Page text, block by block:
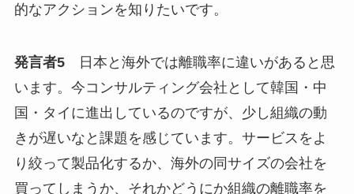
的なアクションを知りたいです。
発言者5日本と海外では離職率に違いがあると思
います。今コンサルティング会社として韓国・中
国・タイに進出しているのですが、少し組織の動
きが遅いなと課題を感じています。サービスをよ
り絞って製品化するか、海外の同サイズの会社を
買ってしまうか、それかどうにか組織の離職率を